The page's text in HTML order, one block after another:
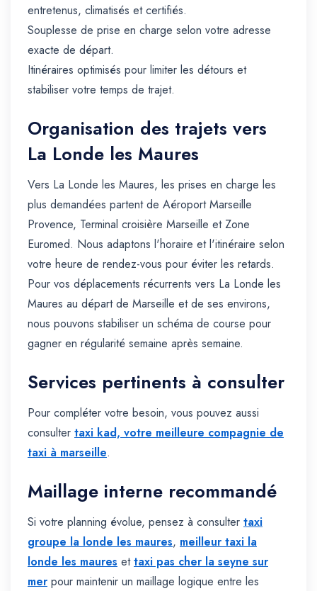
entretenus, climatisés et certifiés.
Souplesse de prise en charge selon votre adresse
exacte de départ.
Itinéraires optimisés pour limiter les détours et
stabiliser votre temps de trajet.
Organisation des trajets vers
La Londe les Maures
Vers La Londe les Maures, les prises en charge les
plus demandées partent de Aéroport Marseille
Provence, Terminal croisière Marseille et Zone
Euromed. Nous adaptons l'horaire et l'itinéraire selon
votre heure de rendez-vous pour éviter les retards.
Pour vos déplacements récurrents vers La Londe les
Maures au départ de Marseille et de ses environs,
nous pouvons stabiliser un schéma de course pour
gagner en régularité semaine après semaine.
Services pertinents à consulter
Pour compléter votre besoin, vous pouvez aussi
consulter taxi kad, votre meilleure compagnie de
taxi à marseille.
Maillage interne recommandé
Si votre planning évolue, pensez à consulter taxi
groupe la londe les maures, meilleur taxi la
londe les maures ettaxi pas cher la seyne sur
mer pour maintenir un maillage logique entre les